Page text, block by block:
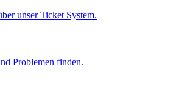
unser Ticket System.
Problemen finden.